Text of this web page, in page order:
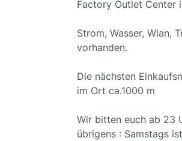
Factory Outlet Center
Strom, Wasser, Wlan,
vorhanden.
Die nächsten
im Ort ca.1000 m
Wir bitten euch ab 23
übrigens : Samstags